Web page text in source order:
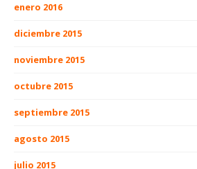
enero 2016
diciembre 2015
noviembre 2015
octubre 2015
septiembre 2015
agosto 2015
julio 2015